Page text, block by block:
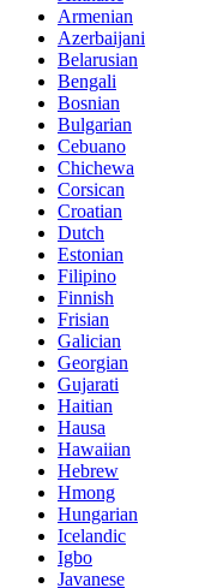
Armenian
Azerbaijani
Belarusian
Bengali
Bosnian
Bulgarian
Cebuano
Chichewa
Corsican
Croatian
Dutch
Estonian
Filipino
Finnish
Frisian
Galician
Georgian
Gujarati
Haitian
Hausa
Hawaiian
Hebrew
Hmong
Hungarian
Icelandic
Igbo
Javanese